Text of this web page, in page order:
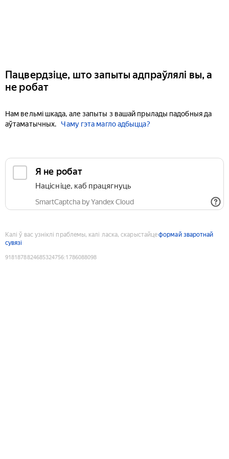
Пацвердзіце, што запыты адпраўлялі вы, а
не робат
Нам вельмі шкада, але запыты з вашай прылады падобныя да
аўтаматычных.
Чаму гэта магло адбыцца?
Я не робат
Націсніце, каб працягнуць
SmartCaptcha by Yandex Cloud
Калі ў вас узніклі праблемы, калі ласка, скарыстайцеформай зваротнай
сувязі
9181878824685324756:1786088098